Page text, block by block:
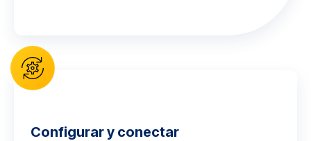
Configurar y conectar